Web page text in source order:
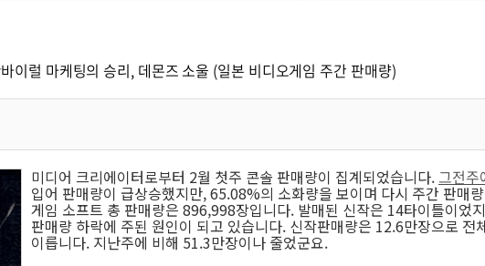
바이럴 마케팅의 승리, 데몬즈 소울 (일본 비디오게임 주간 판매량)
미디어 크리에이터로부터 2월 첫주 콘솔 판매량이 집계되었습니다. 그전주
입어 판매량이 급상승했지만, 65.08%의 소화량을 보이며 다시 주간 판매
게임 소프트 총 판매량은 896,998장입니다. 발매된 신작은 14타이틀이었
판매량 하락에 주된 원인이 되고 있습니다. 신작판매량은 12.6만장으로 전
이릅니다. 지난주에 비해 51.3만장이나 줄었군요.